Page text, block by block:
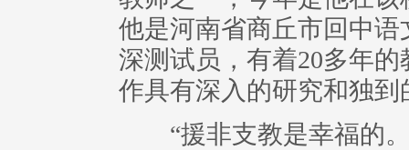
他是河南省商丘市回中
深测试员，有着20多年
作具有深入的研究和独到
“援非支教是幸福的。